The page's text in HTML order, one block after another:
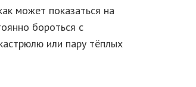
может показаться на
бороться с
или пару тёплых